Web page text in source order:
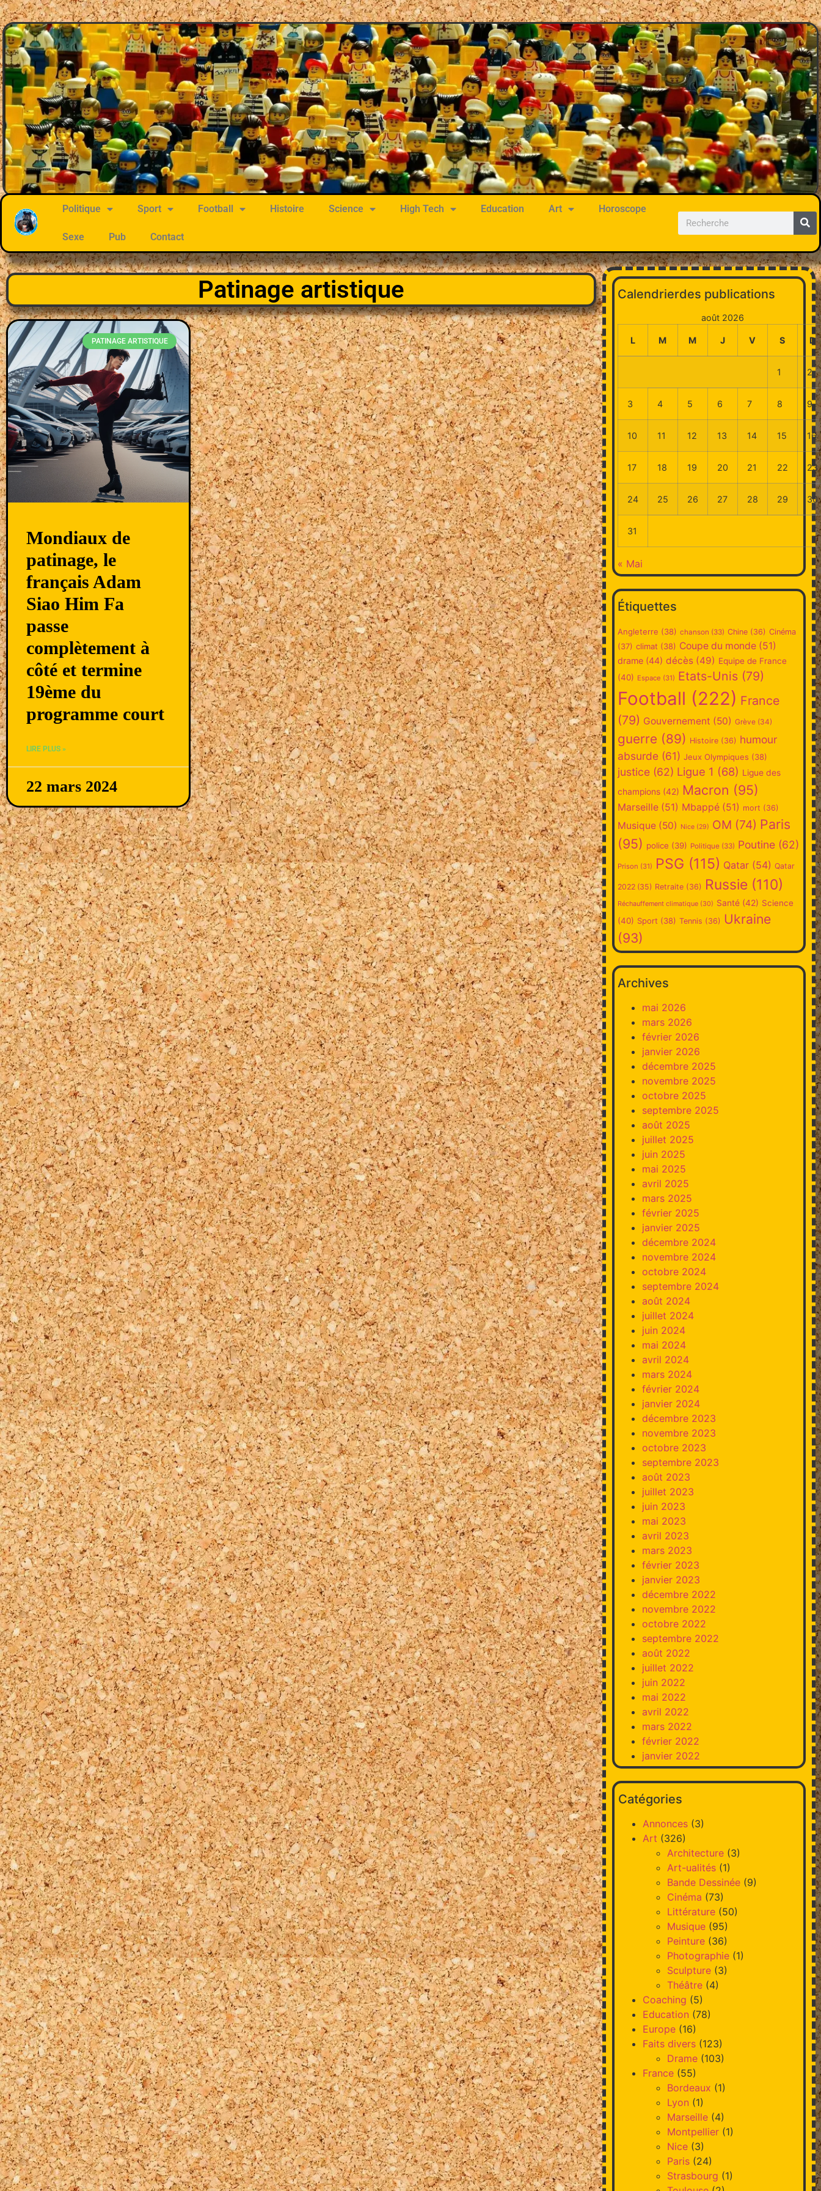
Politique Sport Football Histoire Science High Tech Education Art Horoscope
Sexe Pub Contact
Patinage artistique
PATINAGE ARTISTIQUE
Mondiaux de
patinage, le
français Adam
Siao Him Fa
passe
complètement à
côté et termine
19ème du
programme court
LIRE PLUS »
22 mars 2024
Calendrierdes publications
août 2026
L M M J V S D
1 2
3 4 5 6 7 8 9
10 11 12 13 14 15 16
17 18 19 20 21 22 23
24 25 26 27 28 29 30
31
« Mai
Étiquettes
Angleterre (38) chanson (33) Chine(36) Cinéma
(37) climat (38) Coupe du monde(51)
drame(44) décès(49) Equipe de France
(40) Espace (31) Etats-Unis(79)
Football (222) France
(79) Gouvernement (50) Grève(34)
guerre (89) Histoire(36) humour
absurde (61) Jeux Olympiques (38)
justice(62) Ligue 1 (68) Ligue des
champions(42) Macron (95)
Marseille(51) Mbappé(51) mort (36)
Musique(50) Nice(29) OM (74) Paris
(95) police (39) Politique(33) Poutine(62)
Prison (31) PSG (115) Qatar(54) Qatar
2022(35) Retraite(36) Russie (110)
Réchauffement climatique(30) Santé(42) Science
(40) Sport (38) Tennis (36) Ukraine
(93)
Archives
mai 2026
mars 2026
février 2026
janvier 2026
décembre 2025
novembre 2025
octobre 2025
septembre 2025
août 2025
juillet 2025
juin 2025
mai 2025
avril 2025
mars 2025
février 2025
janvier 2025
décembre 2024
novembre 2024
octobre 2024
septembre 2024
août 2024
juillet 2024
juin 2024
mai 2024
avril 2024
mars 2024
février 2024
janvier 2024
décembre 2023
novembre 2023
octobre 2023
septembre 2023
août 2023
juillet 2023
juin 2023
mai 2023
avril 2023
mars 2023
février 2023
janvier 2023
décembre 2022
novembre 2022
octobre 2022
septembre 2022
août 2022
juillet 2022
juin 2022
mai 2022
avril 2022
mars 2022
février 2022
janvier 2022
Catégories
Annonces(3)
Art (326)
Architecture(3)
Art-ualités(1)
Bande Dessinée(9)
Cinéma (73)
Littérature(50)
Musique(95)
Peinture(36)
Photographie(1)
Sculpture(3)
Théâtre(4)
Coaching (5)
Education (78)
Europe(16)
Faits divers(123)
Drame(103)
France(55)
Bordeaux (1)
Lyon (1)
Marseille(4)
Montpellier(1)
Nice(3)
Paris(24)
Strasbourg (1)